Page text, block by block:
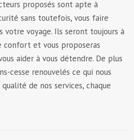
proposés sont apte à
sans toutefois, vous faire
votre voyage. Ils seront toujours à
confort et vous proposeras
aider à vous détendre. De plus
cesse renouvelés ce qui nous
de nos services, chaque